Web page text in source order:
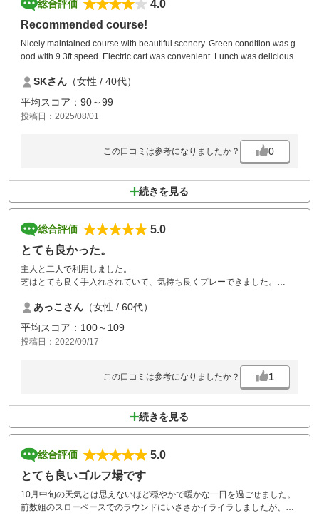
総合評価
4.0
Recommended course!
Nicely maintained course with beautiful scenery. Green condition was g
ood with 9.3ft speed. Electric cart was convenient. Lunch was delicious.
SKさん （女性 / 40代）
平均スコア：90～99
投稿日：2025/08/01
この口コミは参考になりましたか？ 0
続きを見る
総合評価
5.0
とても良かった。
主人と二人で利用しました。
芝はとても良く手入れされていて、気持ち良くプレーできました。
あっこさん （女性 / 60代）
平均スコア：100～109
投稿日：2022/09/17
この口コミは参考になりましたか？ 1
続きを見る
総合評価
5.0
とても良いゴルフ場です
10月中旬の天気とは思えないほど穏やかで暖かな一日を過ごせました。
前数組のスローペースでのラウンドにいささかイライラしましたが、ア